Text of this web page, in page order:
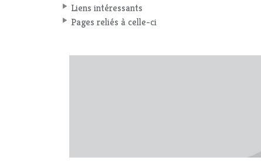
Liens intéressants
Pages reliés à celle-ci